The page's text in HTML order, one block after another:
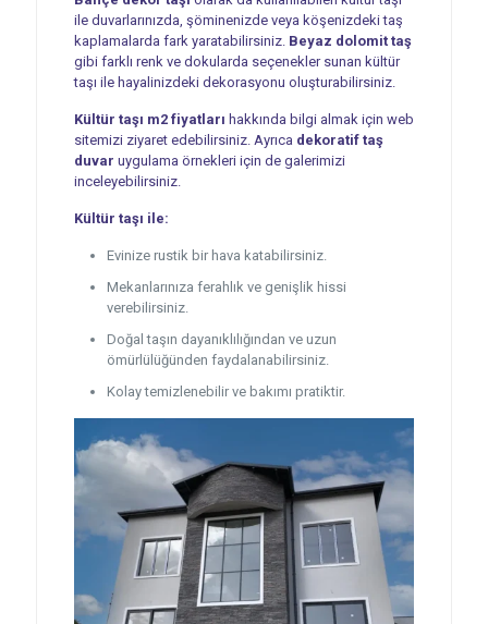
ile duvarlarınızda, şöminenizde veya köşenizdeki taş
kaplamalarda fark yaratabilirsiniz. Beyaz dolomit taş
gibi farklı renk ve dokularda seçenekler sunan kültür
taşı ile hayalinizdeki dekorasyonu oluşturabilirsiniz.
Kültür taşı m2 fiyatları hakkında bilgi almak için web
sitemizi ziyaret edebilirsiniz. Ayrıca dekoratif taş
duvar uygulama örnekleri için de galerimizi
inceleyebilirsiniz.
Kültür taşı ile:
Evinize rustik bir hava katabilirsiniz.
Mekanlarınıza ferahlık ve genişlik hissi
verebilirsiniz.
Doğal taşın dayanıklılığından ve uzun
ömürlülüğünden faydalanabilirsiniz.
Kolay temizlenebilir ve bakımı pratiktir.